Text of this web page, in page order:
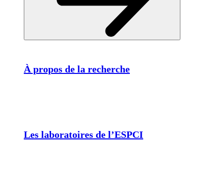
À propos de la recherche
Les laboratoires de l’ESPCI